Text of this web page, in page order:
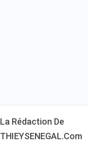
La Rédaction De
THIEYSENEGAL.com